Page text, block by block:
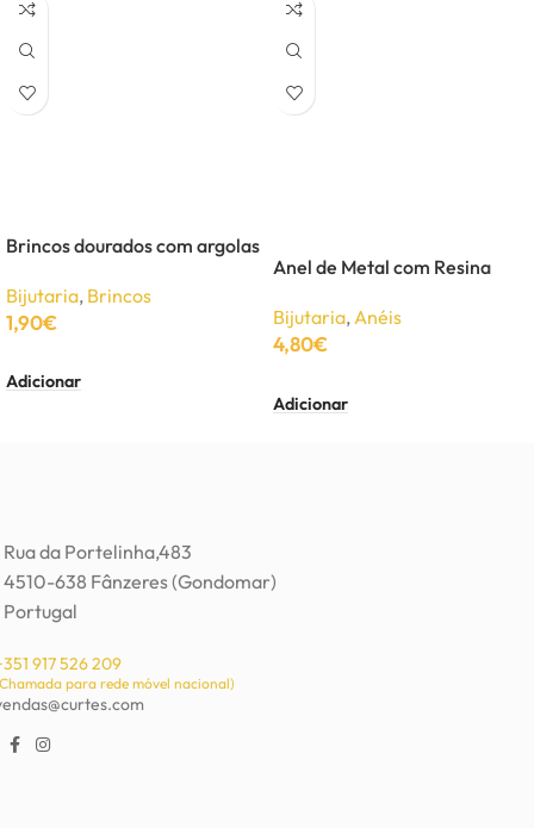
Brincos dourados com argolas
Bijutaria, Brincos
1,90€
Adicionar
Anel de Metal com Resina
Bijutaria,Anéis
4,80€
Adicionar
Rua da Portelinha,483
4510-638 Fânzeres (Gondomar)
Portugal
917 526 209
para rede móvel nacional)